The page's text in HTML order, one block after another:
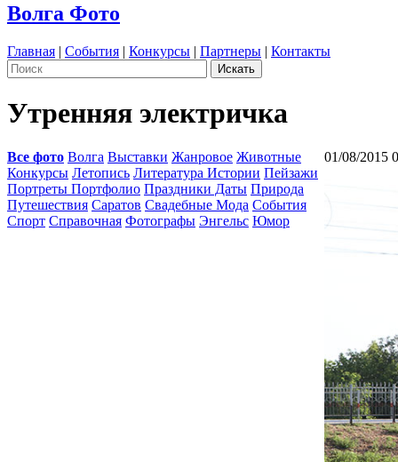
Волга Фото
Главная | События | Конкурсы | Партнеры | Контакты
Утренняя электричка
Все фото Волга Выставки Жанровое Животные
Конкурсы Летопись Литература Истории Пейзажи
Портреты Портфолио Праздники Даты Природа
Путешествия Саратов Свадебные Мода События
Спорт Справочная Фотографы Энгельс Юмор
01/08/2015